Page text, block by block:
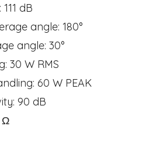
dB
angle: 180°
angle: 30°
30 W RMS
60 W PEAK
90 dB
Ω